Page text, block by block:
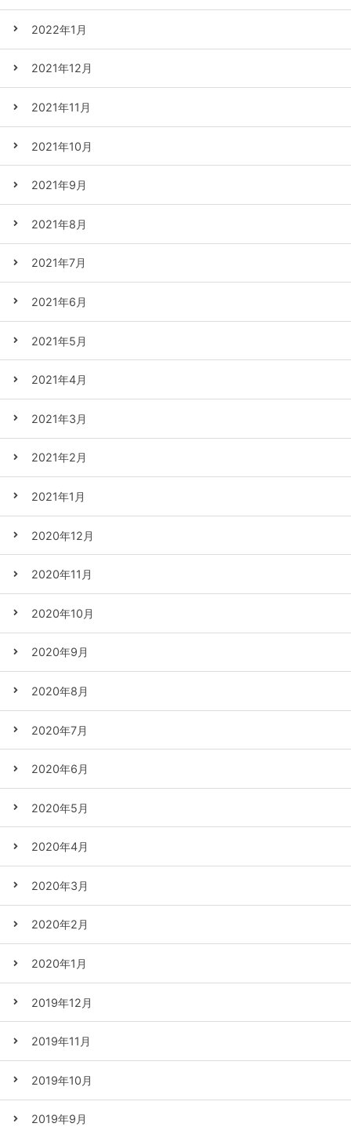
2022年1月
2021年12月
2021年11月
2021年10月
2021年9月
2021年8月
2021年7月
2021年6月
2021年5月
2021年4月
2021年3月
2021年2月
2021年1月
2020年12月
2020年11月
2020年10月
2020年9月
2020年8月
2020年7月
2020年6月
2020年5月
2020年4月
2020年3月
2020年2月
2020年1月
2019年12月
2019年11月
2019年10月
2019年9月